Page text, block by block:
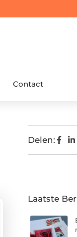
Contact
Delen:
Laatste